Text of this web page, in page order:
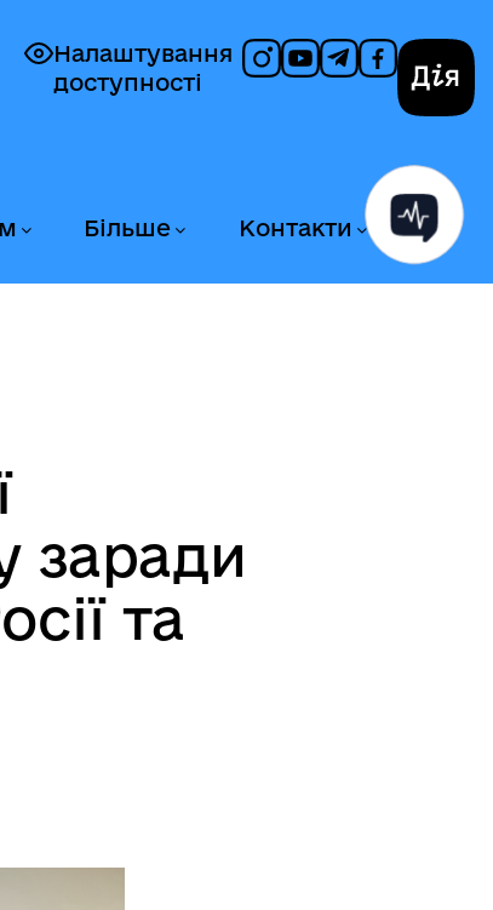
Налаштування
доступності
Більше Контакти
заради
та